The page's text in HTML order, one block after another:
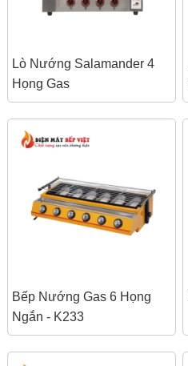
Lò Nướng Salamander 4
Họng Gas
Bếp Nướng Gas 6 Họng
Ngắn - K233